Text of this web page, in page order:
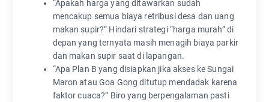
“Apakah harga yang ditawarkan sudah
mencakup semua biaya retribusi desa dan uang
makan supir?” Hindari strategi “harga murah” di
depan yang ternyata masih menagih biaya parkir
dan makan supir saat di lapangan.
“Apa Plan B yang disiapkan jika akses ke Sungai
Maron atau Goa Gong ditutup mendadak karena
faktor cuaca?” Biro yang berpengalaman pasti